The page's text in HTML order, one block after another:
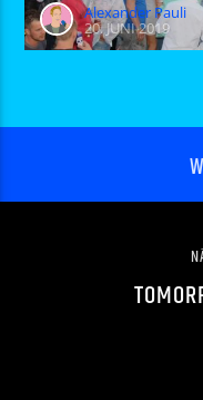
Alexander Pauli
20. JUNI 2019